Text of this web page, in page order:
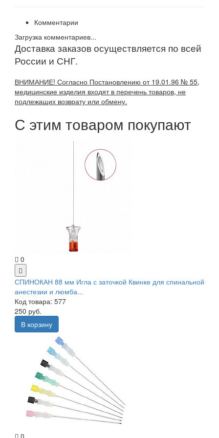
Комментарии
Загрузка комментариев...
Доставка заказов осуществляется по всей
России и СНГ.
ВНИМАНИЕ! Согласно Постановлению от 19.01.96 № 55,
медицинские изделия входят в перечень товаров, не
подлежащих возврату или обмену.
С этим товаром покупают
0
СПИНОКАН 88 мм Игла с заточкой Квинке для спинальной
анестезии и люмба...
Код товара: 577
250 руб.
В корзину
0